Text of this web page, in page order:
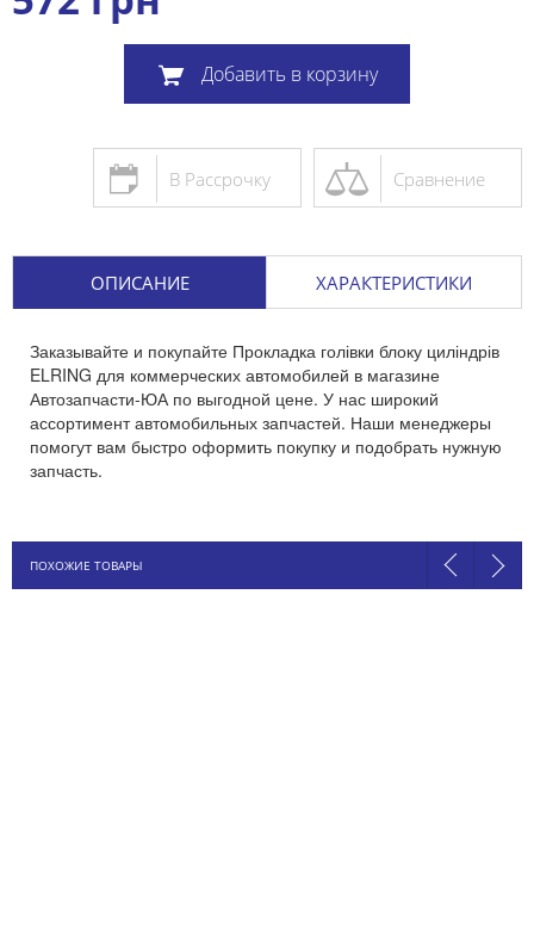
Добавить в корзину
Сравнение
В Рассрочку
ОПИСАНИЕ ХАРАКТЕРИСТИКИ
Заказывайте и покупайте Прокладка голівки блоку циліндрів
ELRING для коммерческих автомобилей в магазине
Автозапчасти-ЮА по выгодной цене. У нас широкий
ассортимент автомобильных запчастей. Наши менеджеры
помогут вам быстро оформить покупку и подобрать нужную
запчасть.
ПОХОЖИЕ ТОВАРЫ